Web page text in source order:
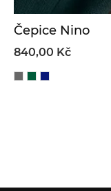
Čepice Nino
840,00 Kč